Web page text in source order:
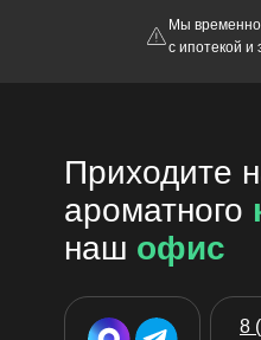
Мы
с ипотекой и
Приходите
ароматного
наш офис
8